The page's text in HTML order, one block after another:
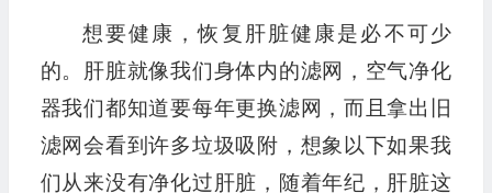
想要健康，恢复肝脏健康是必不可少
的。肝脏就像我们身体内的滤网，空气净化
器我们都知道要每年更换滤网，而且拿出旧
滤网会看到许多垃圾吸附，想象以下如果我
们从来没有净化过肝脏，随着年纪，肝脏这